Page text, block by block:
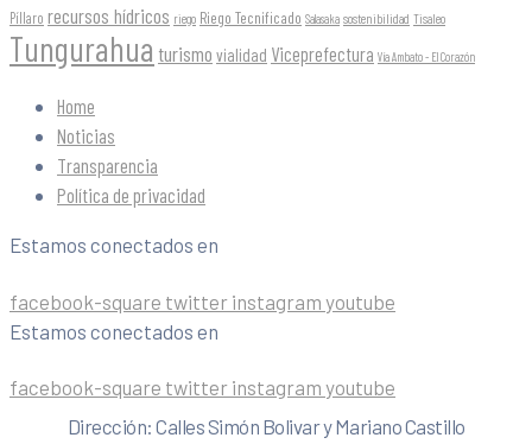
Píllaro recursos hídricos riego Riego Tecnificado Salasaka sostenibilidad Tisaleo
Tungurahua turismo vialidad Viceprefectura Vía Ambato - El Corazón
Home
Noticias
Transparencia
Política de privacidad
Estamos conectados en
facebook-square twitter instagram youtube
Estamos conectados en
facebook-square twitter instagram youtube
Dirección: Calles Simón Bolivar y Mariano Castillo